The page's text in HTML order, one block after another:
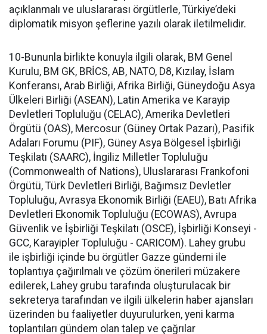
açıklanmalı ve uluslararası örgütlerle, Türkiye’deki
diplomatik misyon şeflerine yazılı olarak iletilmelidir.
10-Bununla birlikte konuyla ilgili olarak, BM Genel
Kurulu, BM GK, BRİCS, AB, NATO, D8, Kızılay, İslam
Konferansı, Arab Birliği, Afrika Birliği, Güneydoğu Asya
Ülkeleri Birliği (ASEAN), Latin Amerika ve Karayip
Devletleri Topluluğu (CELAC), Amerika Devletleri
Örgütü (OAS), Mercosur (Güney Ortak Pazarı), Pasifik
Adaları Forumu (PIF), Güney Asya Bölgesel İşbirliği
Teşkilatı (SAARC), İngiliz Milletler Topluluğu
(Commonwealth of Nations), Uluslararası Frankofoni
Örgütü, Türk Devletleri Birliği, Bağımsız Devletler
Topluluğu, Avrasya Ekonomik Birliği (EAEU), Batı Afrika
Devletleri Ekonomik Topluluğu (ECOWAS), Avrupa
Güvenlik ve İşbirliği Teşkilatı (OSCE), İşbirliği Konseyi -
GCC, Karayipler Topluluğu - CARICOM). Lahey grubu
ile işbirliği içinde bu örgütler Gazze gündemi ile
toplantıya çağırılmalı ve çözüm önerileri müzakere
edilerek, Lahey grubu tarafında oluşturulacak bir
sekreterya tarafından ve ilgili ülkelerin haber ajansları
üzerinden bu faaliyetler duyurulurken, yeni karma
toplantıları gündem olan talep ve çağrılar